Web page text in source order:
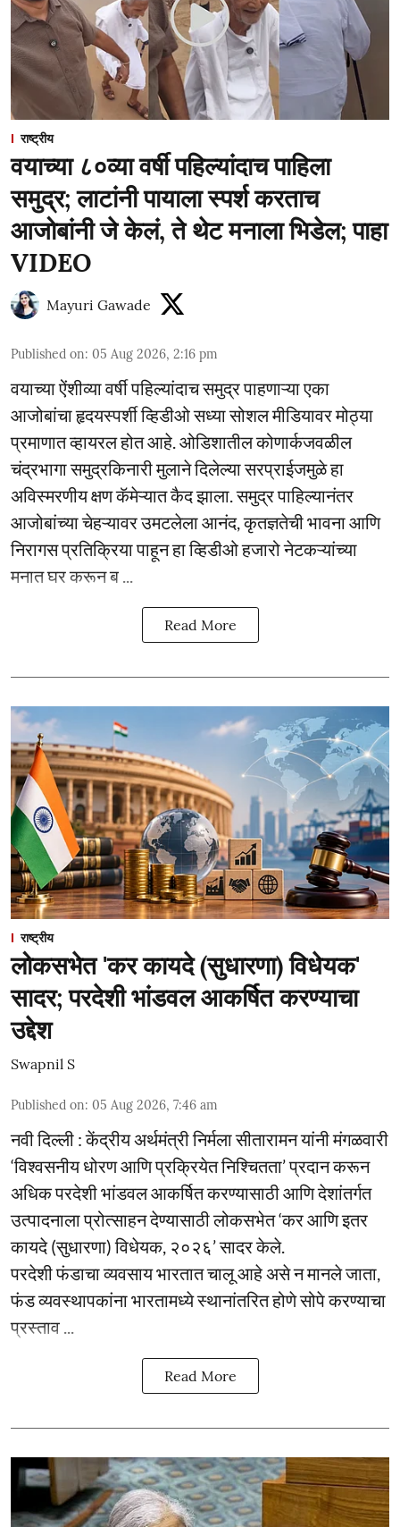
राष्ट्रीय
वयाच्या ८०व्या वर्षी पहिल्यांदाच पाहिला
समुद्र; लाटांनी पायाला स्पर्श करताच
आजोबांनी जे केलं, ते थेट मनाला भिडेल; पाहा
VIDEO
Mayuri Gawade
Published on: 05 Aug 2026, 2:16 pm
वयाच्या ऐंशीव्या वर्षी पहिल्यांदाच समुद्र पाहणाऱ्या एका
आजोबांचा हृदयस्पर्शी व्हिडीओ सध्या सोशल मीडियावर मोठ्या
प्रमाणात व्हायरल होत आहे. ओडिशातील कोणार्कजवळील
चंद्रभागा समुद्रकिनारी मुलाने दिलेल्या सरप्राईजमुळे हा
अविस्मरणीय क्षण कॅमेऱ्यात कैद झाला. समुद्र पाहिल्यानंतर
आजोबांच्या चेहऱ्यावर उमटलेला आनंद, कृतज्ञतेची भावना आणि
निरागस प्रतिक्रिया पाहून हा व्हिडीओ हजारो नेटकऱ्यांच्या
मनात घर करून ब ...
Read More
राष्ट्रीय
लोकसभेत 'कर कायदे (सुधारणा) विधेयक'
सादर; परदेशी भांडवल आकर्षित करण्याचा
उद्देश
Swapnil S
Published on: 05 Aug 2026, 7:46 am
नवी दिल्ली : केंद्रीय अर्थमंत्री निर्मला सीतारामन यांनी मंगळवारी
‘विश्वसनीय धोरण आणि प्रक्रियेत निश्चितता’ प्रदान करून
अधिक परदेशी भांडवल आकर्षित करण्यासाठी आणि देशांतर्गत
उत्पादनाला प्रोत्साहन देण्यासाठी लोकसभेत ‘कर आणि इतर
कायदे (सुधारणा) विधेयक, २०२६’ सादर केले.
परदेशी फंडाचा व्यवसाय भारतात चालू आहे असे न मानले जाता,
फंड व्यवस्थापकांना भारतामध्ये स्थानांतरित होणे सोपे करण्याचा
प्रस्ताव ...
Read More